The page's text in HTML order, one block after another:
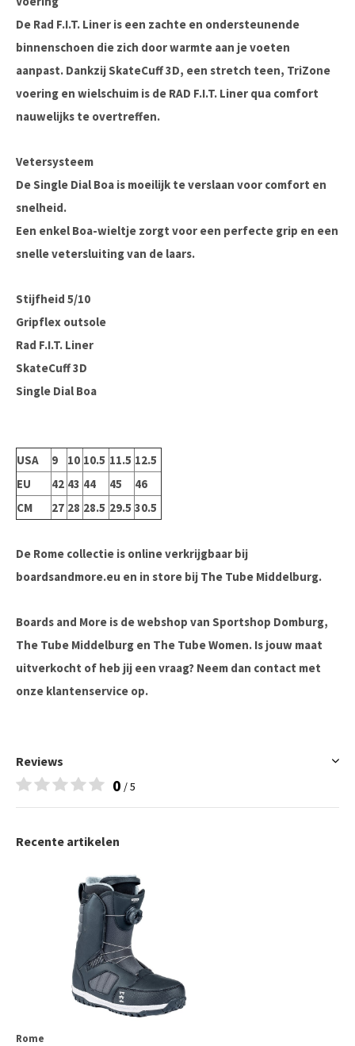
De Rad F.I.T. Liner is een zachte en ondersteunende
binnenschoen die zich door warmte aan je voeten
aanpast. Dankzij SkateCuff 3D, een stretch teen, TriZone
voering en wielschuim is de RAD F.I.T. Liner qua comfort
nauwelijks te overtreffen.
Vetersysteem
De Single Dial Boa is moeilijk te verslaan voor comfort en
snelheid.
Een enkel Boa-wieltje zorgt voor een perfecte grip en een
snelle vetersluiting van de laars.
Stijfheid 5/10
Gripflex outsole
Rad F.I.T. Liner
SkateCuff 3D
Single Dial Boa
USA 9 10 10.5 11.5 12.5
EU
42 43 44 45
46
CM
27 28 28.5 29.5 30.5
De Rome collectie is online verkrijgbaar bij
boardsandmore.eu en in store bij The Tube Middelburg.
Boards and More is de webshop van Sportshop Domburg,
The Tube Middelburg en The Tube Women. Is jouw maat
uitverkocht of heb jij een vraag? Neem dan contact met
onze klantenservice op.
Reviews
0 / 5
Recente artikelen
Rome